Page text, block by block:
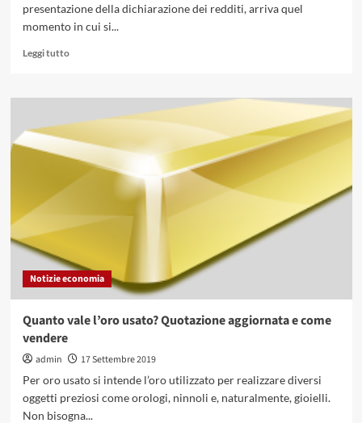
presentazione della dichiarazione dei redditi, arriva quel
momento in cui si...
Leggi tuttoLeggi
su
d’imposta:
cos’è,
come
calcola
il
modulo
Notizie economia
Quanto vale l’oro usato? Quotazione aggiornata e come
vendere
admin
17 Settembre 2019
Per oro usato si intende l’oro utilizzato per realizzare diversi
oggetti preziosi come orologi, ninnoli e, naturalmente, gioielli.
Non bisogna...